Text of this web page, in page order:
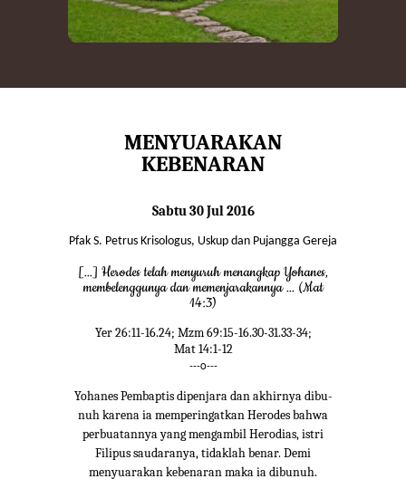
MENYUARAKAN
KEBENARAN
Sabtu 30 Jul 2016
Pfak S. Petrus Krisologus, Uskup dan Pujangga Gereja
[...] Herodes telah menyuruh menangkap Yohanes,
membelenggunya dan memenjarakannya ... (Mat
14:3)
Yer 26:11-16.24; Mzm 69:15-16.30-31.33-34;
Mat 14:1-12
---o---
Yohanes Pembaptis dipenjara dan akhirnya dibu-
nuh karena ia memperingatkan Herodes bahwa
perbuatannya yang mengambil Herodias, istri
Filipus saudaranya, tidaklah benar. Demi
menyuarakan kebenaran maka ia dibunuh.